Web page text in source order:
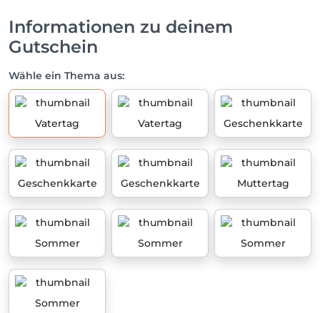
Informationen zu deinem
Gutschein
Wähle ein Thema aus:
Vatertag Vatertag Geschenkkarte
Geschenkkarte Geschenkkarte Muttertag
Sommer Sommer Sommer
Sommer